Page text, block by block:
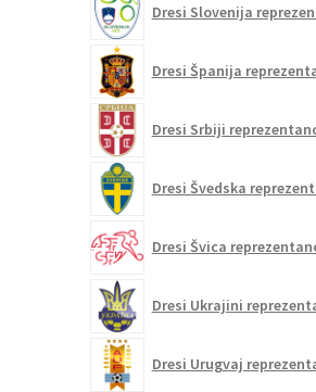
Dresi Slovenija
Dresi Španija
Dresi Srbiji
Dresi Švedska
Dresi Švica
Dresi Ukrajini
Dresi Urugvaj